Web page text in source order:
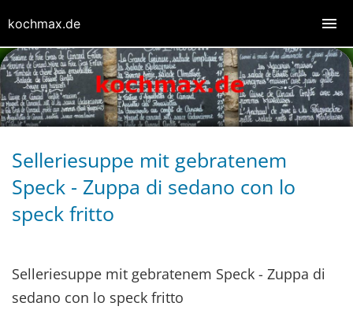
Selleriesuppe mit gebratenem
Speck - Zuppa di sedano con lo
speck fritto
Selleriesuppe mit gebratenem Speck - Zuppa di
sedano con lo speck fritto
kochmax.de